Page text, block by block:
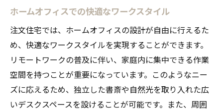
ホームオフィスでの快適なワークスタイル
注文住宅では、ホームオフィスの設計が自由に行えるた
め、快適なワークスタイルを実現することができます。
リモートワークの普及に伴い、家庭内に集中できる作業
空間を持つことが重要になっています。このようなニー
ズに応えるため、独立した書斎や自然光を取り入れた広
いデスクスペースを設けることが可能です。また、周囲